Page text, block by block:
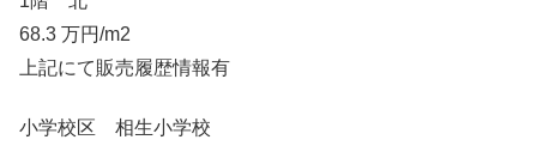
68.3 万円/m2
上記にて販売履歴情報有
小学校区 相生小学校